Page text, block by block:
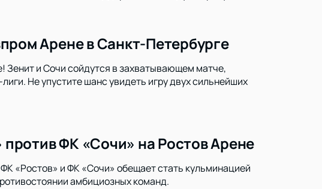
Арене в Санкт-Петербурге
Зенит и Сочи сойдутся в захватывающем матче,
Не упустите шанс увидеть игру двух сильнейших
ФК «Сочи» на Ростов Арене
«Ростов» и ФК «Сочи» обещает стать кульминацией
амбициозных команд.